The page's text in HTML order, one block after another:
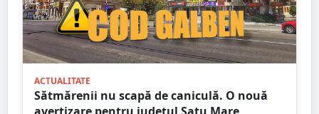
ACTUALITATE
Sătmărenii nu scapă de caniculă. O nouă